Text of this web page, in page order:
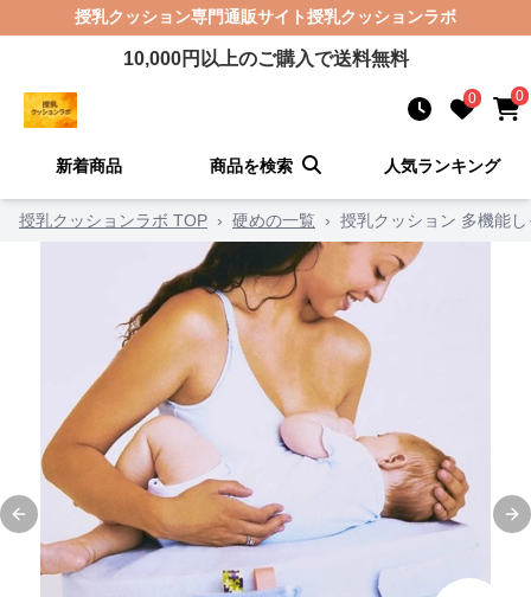
授乳クッション専門通販サイト授乳クッションラボ
10,000円以上のご購入で送料無料
0 0
新着商品 商品を検索 人気ランキング
授乳クッションラボ TOP › 硬めの一覧 › 授乳クッション 多機能
Previous slide